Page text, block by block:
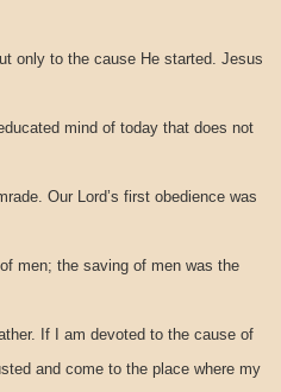
only to the cause He started. Jesus
mind of today that does not
Our Lord’s first obedience was
men; the saving of men was the
If I am devoted to the cause of
and come to the place where my